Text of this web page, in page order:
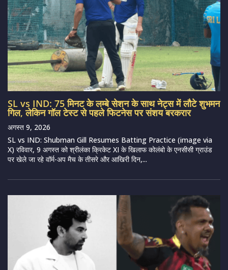
SL vs IND: 75 मिनट के लम्बे सेशन के साथ नेट्स में लौटे शुभमन
गिल, लेकिन गॉल टेस्ट से पहले फिटनेस पर संशय बरकरार
अगस्त 9, 2026
SL vs IND: Shubman Gill Resumes Batting Practice (image via
X) रविवार, 9 अगस्त को श्रीलंका क्रिकेट XI के खिलाफ कोलंबो के एनसीसी ग्राउंड
पर खेले जा रहे वॉर्म-अप मैच के तीसरे और आखिरी दिन,...